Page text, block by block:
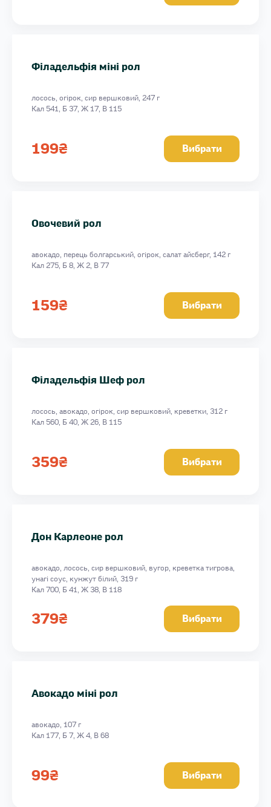
Філадельфія міні рол
лосось, огірок, сир вершковий, 247 г
Кал 541, Б 37, Ж 17, В 115
199₴ Вибрати
Овочевий рол
авокадо, перець болгарський, огірок, салат айсберг, 142 г
Кал 275, Б 8, Ж 2, В 77
159₴ Вибрати
Філадельфія Шеф рол
лосось, авокадо, огірок, сир вершковий, креветки, 312 г
Кал 560, Б 40, Ж 26, В 115
359₴ Вибрати
Дон Карлеоне рол
авокадо, лосось, сир вершковий, вугор, креветка тигрова,
унагі соус, кунжут білий, 319 г
Кал 700, Б 41, Ж 38, В 118
379₴ Вибрати
Авокадо міні рол
авокадо, 107 г
Кал 177, Б 7, Ж 4, В 68
99₴ Вибрати